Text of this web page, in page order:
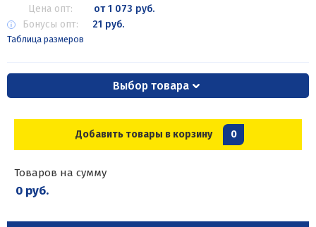
Цена опт:
от 1 073 руб.
Бонусы опт:
21 руб.
Таблица размеров
Выбор товара
Добавить товары в корзину 0
Товаров на сумму
0 руб.